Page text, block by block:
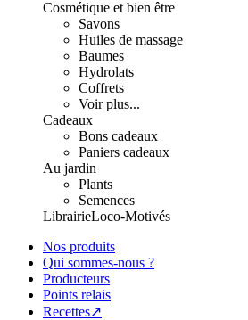
Cosmétique et bien être
Savons
Huiles de massage
Baumes
Hydrolats
Coffrets
Voir plus...
Cadeaux
Bons cadeaux
Paniers cadeaux
Au jardin
Plants
Semences
LibrairieLoco-Motivés
Nos produits
Qui sommes-nous ?
Producteurs
Points relais
Recettes↗